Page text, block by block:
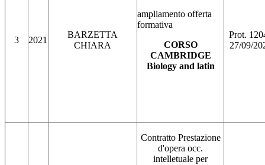
3 2021
BARZETTA
CHIARA
ampliamento offerta
formativa
CORSO
CAMBRIDGE
Biology and latin
Prot.
27/09/
Contratto Prestazione
d'opera occ.
intelletuale per